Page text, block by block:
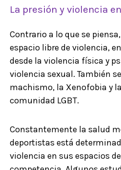
La presión y violencia
Contrario a lo que se
espacio libre de violencia,
desde la violencia física y
violencia sexual. También
machismo, la Xenofobia y
comunidad LGBT.
Constantemente la salud
deportistas está
violencia en sus espacios